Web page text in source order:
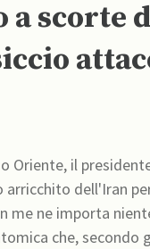
scorte
Oriente, il
dell'Iran
ne importa
che, secondo